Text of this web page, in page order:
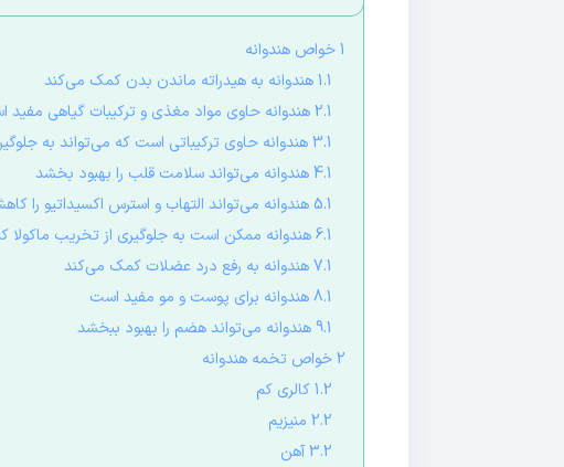
1 خواص هندوانه
1.1 هندوانه به هیدراته ماندن بدن کمک می‌کند
2.1 هندوانه حاوی مواد مغذی و ترکیبات گیاهی مفید است
3.1 هندوانه حاوی ترکیباتی است که‌ می‌تواند به جلوگیری از سرطان کمک کند
4.1 هندوانه می‌تواند سلامت قلب را بهبود بخشد
5.1 هندوانه می‌تواند التهاب و استرس اکسیداتیو را کاهش دهد
6.1 هندوانه ممکن است به جلوگیری از تخریب ماکولا کمک کند
7.1 هندوانه به رفع درد عضلات کمک می‌کند
8.1 هندوانه برای پوست و مو مفید است
9.1 هندوانه می‌تواند هضم را بهبود ببخشد
2 خواص تخمه هندوانه
1.2 کالری کم
2.2 منیزیم
3.2 آهن